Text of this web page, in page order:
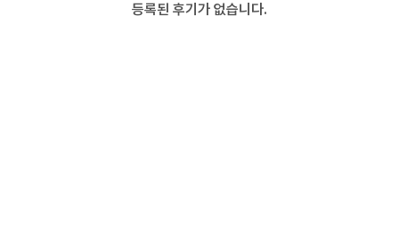
등록된 후기가 없습니다.